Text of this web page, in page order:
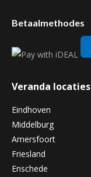
Betaalmethodes
Veranda locaties
Eindhoven
Middelburg
Amersfoort
Friesland
Enschede